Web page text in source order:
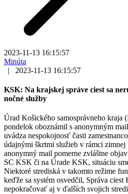
2023-11-13 16:15:57
Minúta
|
2023-11-13 16:15:57
KSK: Na krajskej správe ciest sa
nočné služby
Úrad Košického samosprávneho kraja
pondelok oboznámil s anonymným
uvádza nespokojnosť časti
údajnými škrtmi služieb v rámci
anonymný mail pomerne zvláštne
SC KSK či na Úrade KSK, situáciu
Niektoré strediská v takomto režime
keďže sa systém osvedčil, Správa
nepokračovať aj v ďalších svojich